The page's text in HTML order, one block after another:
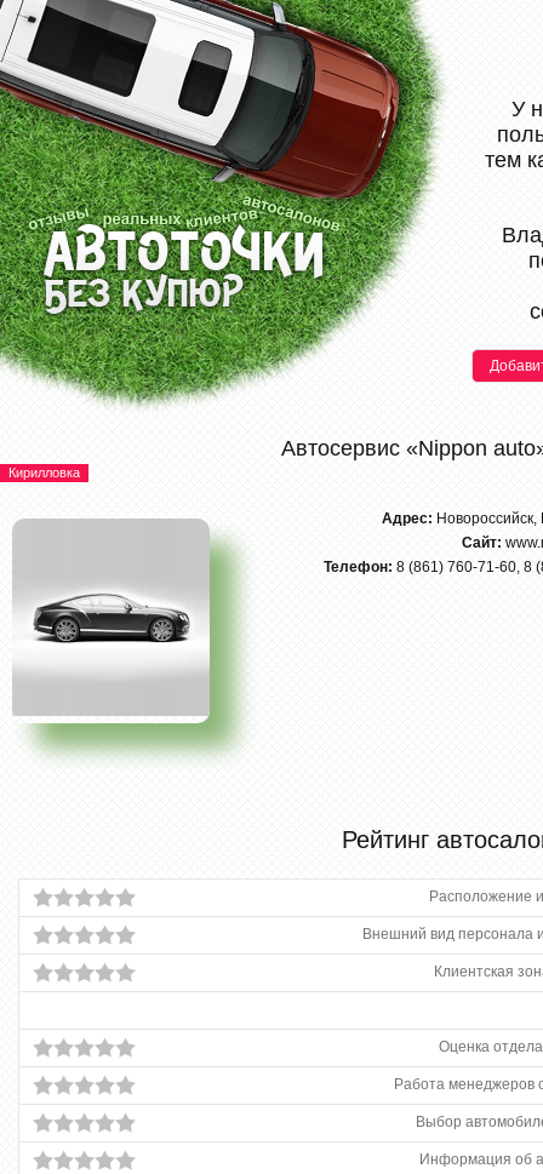
У
тем
Автосервис «Nippon
Кирилловка
Адрес:
Сайт:
Телефон: 8 (861) 760-71-60, 8
Рейтинг
Расположение
Внешний вид персонала
Клиентская
Оценка
Работа менеджеров
Выбор
Информация об